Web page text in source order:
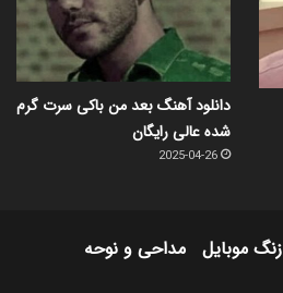
دانلود آهنگ بعد من باکی سرت گرم
شده عالی رایگان
2025-04-26
زنگ موبایل مداحی و نوحه